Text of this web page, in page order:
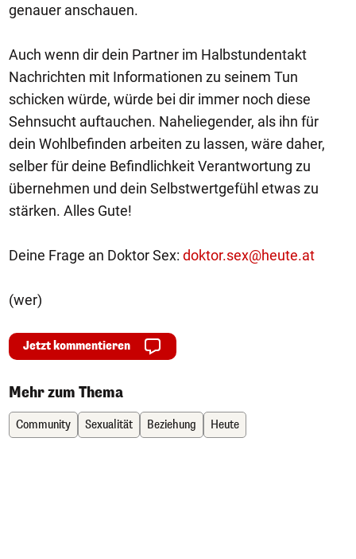
genauer anschauen.
Auch wenn dir dein Partner im Halbstundentakt
Nachrichten mit Informationen zu seinem Tun
schicken würde, würde bei dir immer noch diese
Sehnsucht auftauchen. Naheliegender, als ihn für
dein Wohlbefinden arbeiten zu lassen, wäre daher,
selber für deine Befindlichkeit Verantwortung zu
übernehmen und dein Selbstwertgefühl etwas zu
stärken. Alles Gute!
Deine Frage an Doktor Sex: doktor.sex@heute.at
(wer)
Jetzt kommentieren
Mehr zum Thema
Community Sexualität Beziehung Heute